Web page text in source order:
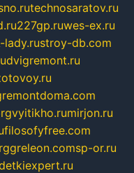
technosaratov.ru
227gp.ruwes-ex.ru
lady.rustroy-db.com
dvigremont.ru
remontdoma.com
vyitikho.rumirjon.ru
filosofyfree.com
greleon.comsp-or.ru